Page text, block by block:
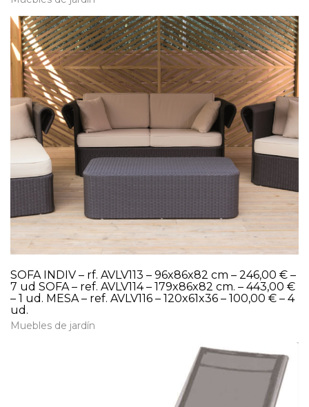
SOFA INDIV – rf. AVLV113 – 96x86x82 cm – 246,00 € –
7 ud SOFA – ref. AVLV114 – 179x86x82 cm. – 443,00 €
– 1 ud. MESA – ref. AVLV116 – 120x61x36 – 100,00 € – 4
ud.
Muebles de jardín